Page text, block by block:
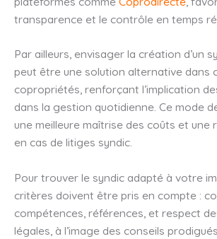
transparence et le contrôle en temps
Par ailleurs, envisager la création d’un
peut être une solution alternative dans
copropriétés, renforçant l’implication
dans la gestion quotidienne. Ce mode
une meilleure maîtrise des coûts et une
en cas de litiges syndic.
Pour trouver le syndic adapté à votre
critères doivent être pris en compte :
compétences, références, et respect
légales, à l’image des conseils